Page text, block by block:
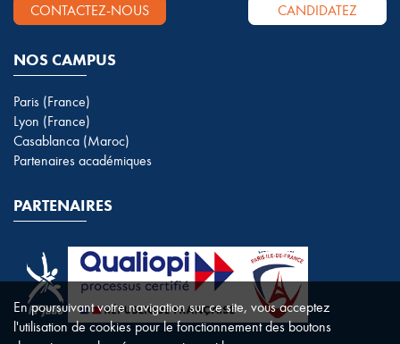
CONTACTEZ-NOUS CANDIDATEZ
NOS CAMPUS
Paris (France)
Lyon (France)
Casablanca (Maroc)
Partenaires académiques
PARTENAIRES
En poursuivant votre navigation sur ce site, vous acceptez
l'utilisation de cookies pour le fonctionnement des boutons